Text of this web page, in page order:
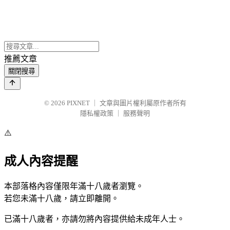
推薦文章
關閉搜尋
© 2026 PIXNET
文章與圖片權利屬原作者所有
隱私權政策
服務聲明
⚠️
成人內容提醒
本部落格內容僅限年滿十八歲者瀏覽。
若您未滿十八歲，請立即離開。
已滿十八歲者，亦請勿將內容提供給未成年人士。